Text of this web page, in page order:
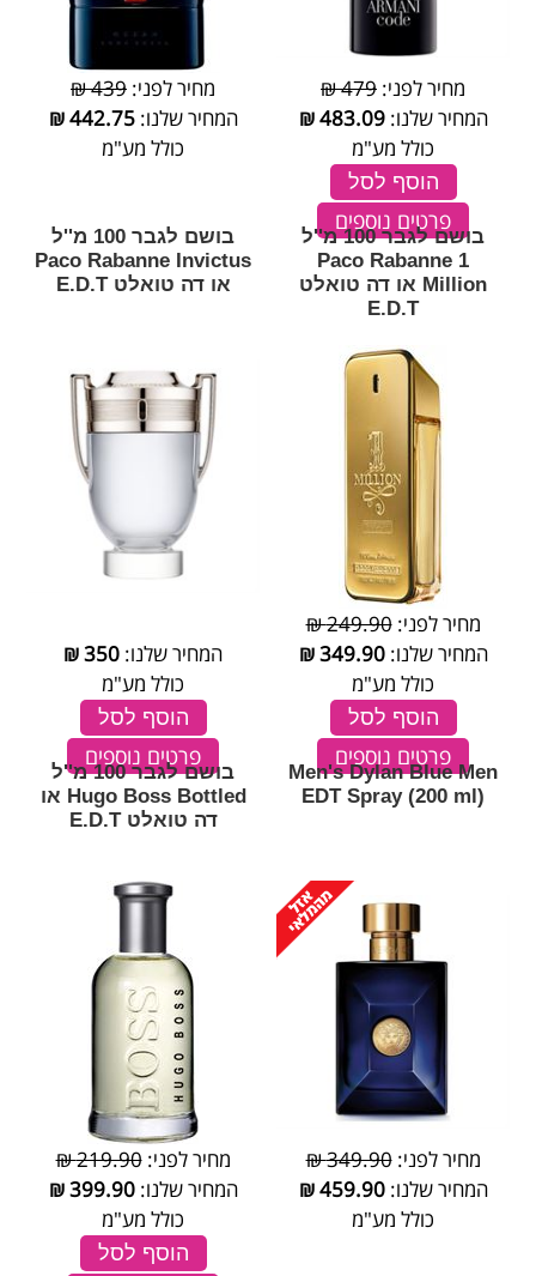
מחיר לפני: 479 ₪
המחיר שלנו:483.09
₪
כולל מע"מ
הוסף לסל
פרטים נוספים
מחיר לפני: 439 ₪
המחיר שלנו:442.75
₪
כולל מע"מ
בושם לגבר 100 מ''ל
Paco Rabanne 1
Million או דה טואלט
E.D.T
מחיר לפני:249.90 ₪
המחיר שלנו:349.90
₪
כולל מע"מ
הוסף לסל
פרטים נוספים
בושם לגבר 100 מ''ל
Paco Rabanne Invictus
או דה טואלט E.D.T
המחיר שלנו: 350
₪
כולל מע"מ
הוסף לסל
פרטים נוספים
Men's Dylan Blue Men
EDT Spray (200 ml)
מחיר לפני:349.90 ₪
המחיר שלנו:459.90
₪
כולל מע"מ
בושם לגבר 100 מ''ל
Hugo Boss Bottled או
דה טואלט E.D.T
מחיר לפני:219.90 ₪
המחיר שלנו:399.90
₪
כולל מע"מ
הוסף לסל